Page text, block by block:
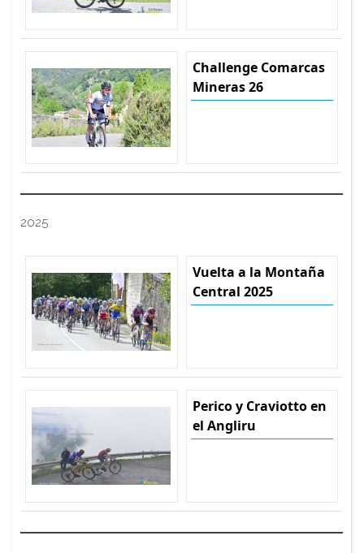
Challenge Comarcas
Mineras 26
2025
Vuelta a la Montaña
Central 2025
Perico y Craviotto en
el Angliru